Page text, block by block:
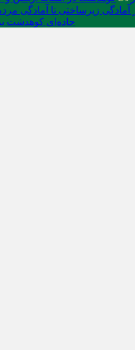
آمادگی زیرساختی تا آمادگی
جاده‌ای کوهدشت